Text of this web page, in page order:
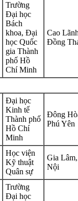
Trường
Đại học
Bách
khoa, Đại
học Quốc
gia Thành
phố Hồ
Chí Minh
Cao
Đồng
Đại học
Kinh tế
Thành phố
Hồ Chí
Minh
Đông
Phú Yên
Học viện
Kỹ thuật
Quân sự
Gia
Nội
Trường
Đại học